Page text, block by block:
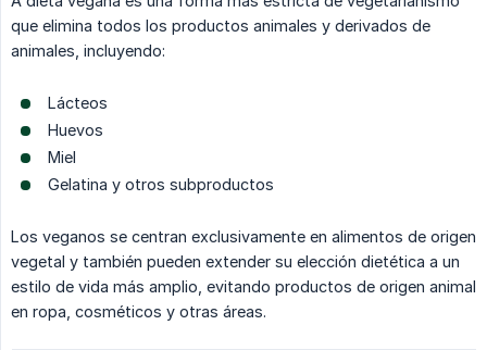
que elimina todos los productos animales y derivados de
animales, incluyendo:
Lácteos
Huevos
Miel
Gelatina y otros subproductos
Los veganos se centran exclusivamente en alimentos de origen
vegetal y también pueden extender su elección dietética a un
estilo de vida más amplio, evitando productos de origen animal
en ropa, cosméticos y otras áreas.